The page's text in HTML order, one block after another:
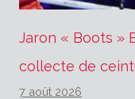
Jaron « Boots »
collecte de
7 août 2026